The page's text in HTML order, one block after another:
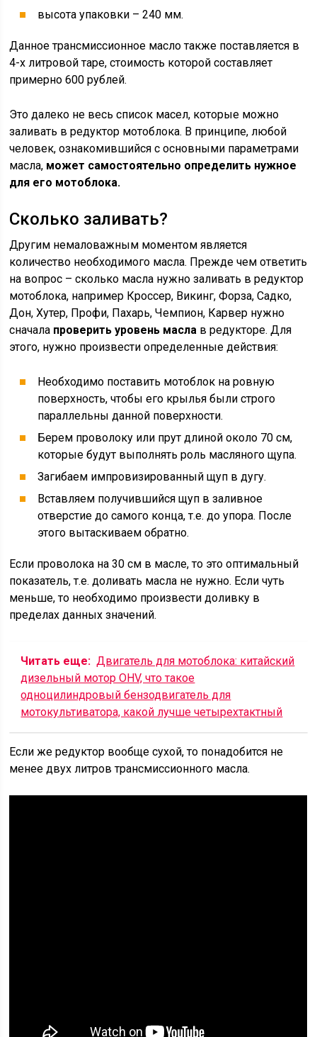
высота упаковки – 240 мм.
Данное трансмиссионное масло также поставляется в
4-х литровой таре, стоимость которой составляет
примерно 600 рублей.
Это далеко не весь список масел, которые можно
заливать в редуктор мотоблока. В принципе, любой
человек, ознакомившийся с основными параметрами
масла, может самостоятельно определить нужное
для его мотоблока.
Сколько заливать?
Другим немаловажным моментом является
количество необходимого масла. Прежде чем ответить
на вопрос – сколько масла нужно заливать в редуктор
мотоблока, например Кроссер, Викинг, Форза, Садко,
Дон, Хутер, Профи, Пахарь, Чемпион, Карвер нужно
сначала проверить уровень масла в редукторе. Для
этого, нужно произвести определенные действия:
Необходимо поставить мотоблок на ровную
поверхность, чтобы его крылья были строго
параллельны данной поверхности.
Берем проволоку или прут длиной около 70 см,
которые будут выполнять роль масляного щупа.
Загибаем импровизированный щуп в дугу.
Вставляем получившийся щуп в заливное
отверстие до самого конца, т.е. до упора. После
этого вытаскиваем обратно.
Если проволока на 30 см в масле, то это оптимальный
показатель, т.е. доливать масла не нужно. Если чуть
меньше, то необходимо произвести доливку в
пределах данных значений.
Читать еще: Двигатель для мотоблока: китайский
дизельный мотор OHV, что такое
одноцилиндровый бензодвигатель для
мотокультиватора, какой лучше четырехтактный
Если же редуктор вообще сухой, то понадобится не
менее двух литров трансмиссионного масла.